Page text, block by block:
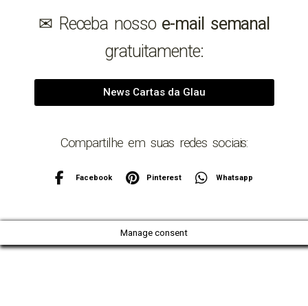
✉︎ Receba nosso e-mail semanal
gratuitamente:
News Cartas da Glau
Compartilhe em suas redes sociais:
Facebook Pinterest Whatsapp
Manage consent